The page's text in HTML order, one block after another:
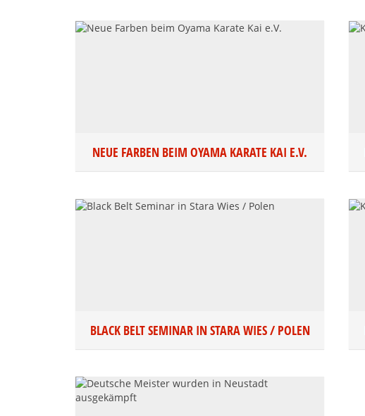
NEUE FARBEN BEIM OYAMA KARATE KAI E.V.
BLACK BELT SEMINAR IN STARA WIES / POLEN